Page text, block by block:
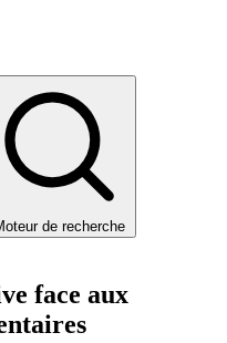
de recherche
face aux